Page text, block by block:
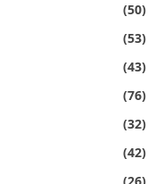
(50)
(53)
(43)
(76)
(32)
(42)